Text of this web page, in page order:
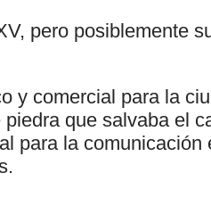
pero posiblemente
y comercial para la
que salvaba el
para la comunicación